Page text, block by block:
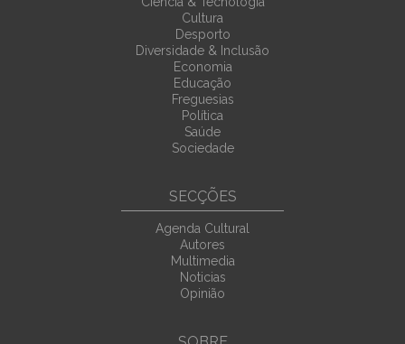
Cultura
Desporto
Diversidade & Inclusão
Economia
Educação
Freguesias
Política
Saúde
Sociedade
SECÇÕES
Agenda Cultural
Autores
Multimedia
Noticias
Opinião